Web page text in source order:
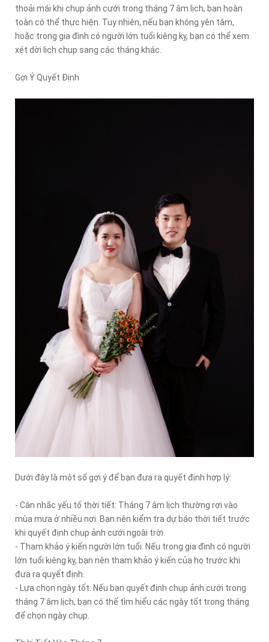
thoải mái khi chụp ảnh cưới trong tháng 7 âm lịch, bạn hoàn
toàn có thể thực hiện. Tuy nhiên, nếu bạn không yên tâm,
hoặc trong gia đình có người lớn tuổi kiêng kỵ, bạn có thể xem
xét dời lịch chụp sang các tháng khác.
Gợi Ý Quyết Định
Dưới đây là một số gợi ý để bạn đưa ra quyết định hợp lý:
- Cân nhắc yếu tố thời tiết: Tháng 7 âm lịch thường rơi vào
mùa mưa ở nhiều nơi. Bạn nên kiểm tra dự báo thời tiết trước
khi quyết định chụp ảnh cưới ngoài trời.
- Tham khảo ý kiến người lớn tuổi: Nếu trong gia đình có người
lớn tuổi kiêng kỵ, bạn nên tham khảo ý kiến của họ trước khi
đưa ra quyết định.
- Lựa chọn ngày tốt: Nếu bạn quyết định chụp ảnh cưới trong
tháng 7 âm lịch, bạn có thể tìm hiểu các ngày tốt trong tháng
để chọn ngày chụp.